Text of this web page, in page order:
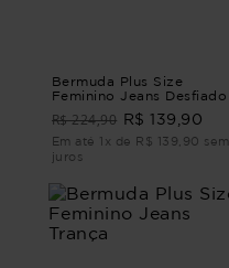
Bermuda Plus Size
Feminino Jeans Desfiado
R$ 224,90 R$ 139,90
Em até 1x de R$ 139,90 sem
juros